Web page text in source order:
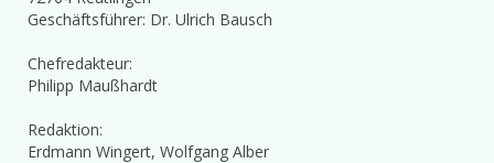
Geschäftsführer: Dr. Ulrich Bausch
Chefredakteur:
Philipp Maußhardt
Redaktion:
Erdmann Wingert, Wolfgang Alber